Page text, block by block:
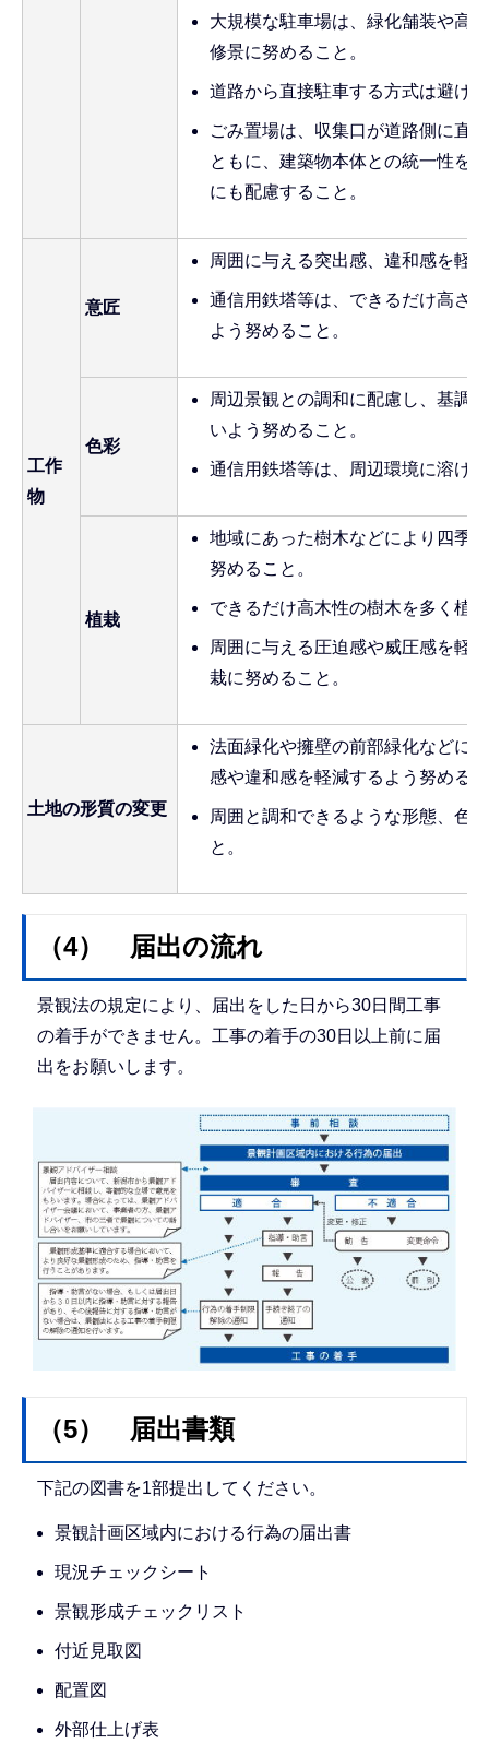
大規模な駐車場は、緑化舗装や高
修景に努めること。
道路から直接駐車する方式は避け
ごみ置場は、収集口が道路側に直
ともに、建築物本体との統一性を
にも配慮すること。
工作
物
意匠
周囲に与える突出感、違和感を軽
通信用鉄塔等は、できるだけ高さ
よう努めること。
色彩
周辺景観との調和に配慮し、基調
いよう努めること。
通信用鉄塔等は、周辺環境に溶け
植栽
地域にあった樹木などにより四季
努めること。
できるだけ高木性の樹木を多く植
周囲に与える圧迫感や威圧感を軽
栽に努めること。
土地の形質の変更
法面緑化や擁壁の前部緑化などに
感や違和感を軽減するよう努める
周囲と調和できるような形態、色
と。
（4） 届出の流れ
景観法の規定により、届出をした日から30日間工事
の着手ができません。工事の着手の30日以上前に届
出をお願いします。
（5） 届出書類
下記の図書を1部提出してください。
景観計画区域内における行為の届出書
現況チェックシート
景観形成チェックリスト
付近見取図
配置図
外部仕上げ表